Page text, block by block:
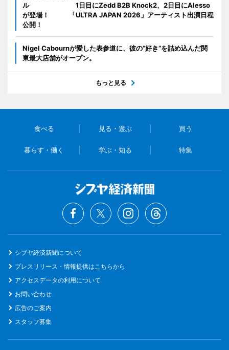
ル 1日目にZedd B2B Knock2、2日目にAlesso
が登場！ 「ULTRA JAPAN 2026」アーティスト出演日程
公開！
Nigel Cabournが愛した表参道に、彼の“好き”を詰め込んだ関
東最大店舗がオープン。
もっと見る
食べる 見る・遊ぶ 買う
暮らす・働く 学ぶ・知る 特集
シブヤ経済新聞について
プレスリリース・情報提供はこちらから
アクセスデータの利用について
お問い合わせ
広告のご案内
スタッフ募集